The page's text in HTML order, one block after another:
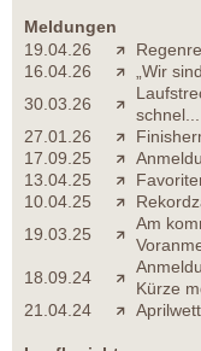
Meldungen
19.04.26
16.04.26
„Wir
30.03.26
schnel...
27.01.26
17.09.25
13.04.25
10.04.25
19.03.25
Am
18.09.24
Kürze
21.04.24